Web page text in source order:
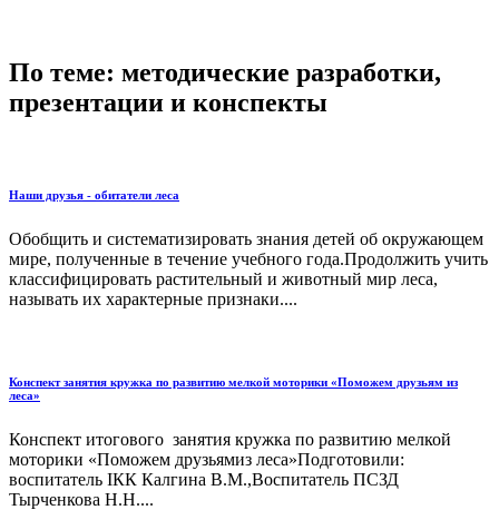
По теме: методические разработки,
презентации и конспекты
Наши друзья - обитатели леса
Обобщить и систематизировать знания детей об окружающем
мире, полученные в течение учебного года.Продолжить учить
классифицировать растительный и животный мир леса,
называть их характерные признаки....
Конспект занятия кружка по развитию мелкой моторики «Поможем друзьям из
леса»
Конспект итогового занятия кружка по развитию мелкой
моторики «Поможем друзьямиз леса»Подготовили:
воспитатель IКК Калгина В.М.,Воспитатель ПСЗД
Тырченкова Н.Н....